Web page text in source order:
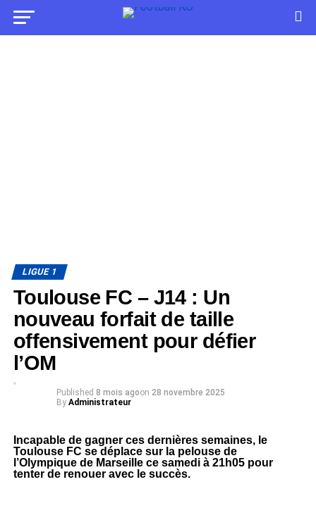
LIGUE 1
Toulouse FC – J14 : Un
nouveau forfait de taille
offensivement pour défier
l’OM
Published 8 mois agoon 28 novembre 2025
By Administrateur
Incapable de gagner ces dernières semaines, le
Toulouse FC se déplace sur la pelouse de
l’Olympique de Marseille ce samedi à 21h05 pour
tenter de renouer avec le succès.